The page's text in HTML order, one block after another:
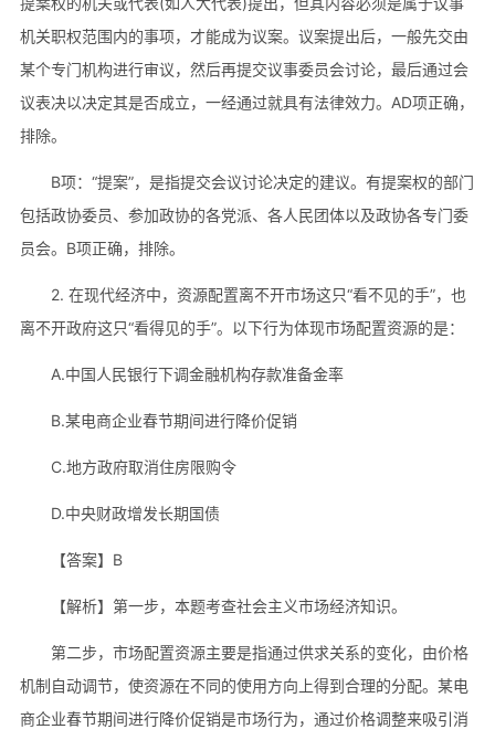
机关职权范围内的事项，才能成为议案。议案提出后，一般先交由
某个专门机构进行审议，然后再提交议事委员会讨论，最后通过会
议表决以决定其是否成立，一经通过就具有法律效力。AD项正确，
排除。
B项：“提案”，是指提交会议讨论决定的建议。‌有提案权的部门
包括政协委员、参加政协的各党派、各人民团体以及政协各专门委
员会。B项正确，排除。
2. 在现代经济中，资源配置离不开市场这只“看不见的手”，也
离不开政府这只“看得见的手”。以下行为体现市场配置资源的是：
A.中国人民银行下调金融机构存款准备金率
B.某电商企业春节期间进行降价促销
C.地方政府取消住房限购令
D.中央财政增发长期国债
【答案】B
【解析】第一步，本题考查社会主义市场经济知识。
第二步，市场配置资源主要是指通过供求关系的变化，由价格
机制自动调节，使资源在不同的使用方向上得到合理的分配。某电
商企业春节期间进行降价促销是市场行为，通过价格调整来吸引消